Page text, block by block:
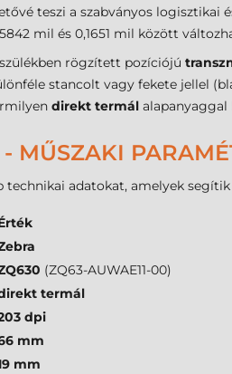
teszi a szabványos logisztikai
mil és 0,1651 mil között
rögzített pozíciójú
stancolt vagy fekete jellel
direkt termál
MŰSZAKI
adatokat, amelyek
(ZQ63-AUWAE11-00)
termál
dpi
mm
mm